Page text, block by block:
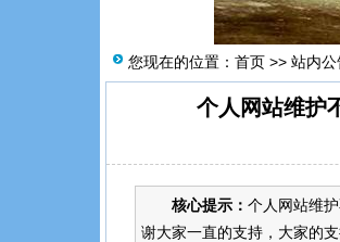
您现在的位置： 首页 >> 站内公
个人网站维护
核心提示： 个人网站维
谢大家一直的支持，大家的